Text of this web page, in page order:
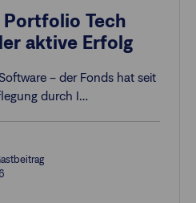
Portfolio Tech
aktive Erfolg
– der Fonds hat seit
durch I…